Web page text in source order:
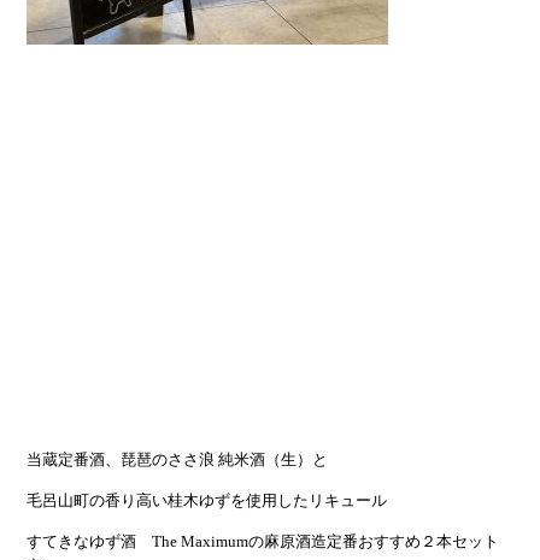
当蔵定番酒、琵琶のささ浪 純米酒（生）と
毛呂山町の香り高い桂木ゆずを使用したリキュール
すてきなゆず酒 The Maximumの麻原酒造定番おすすめ２本セット